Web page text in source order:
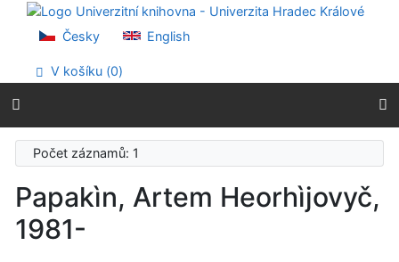
Přejít na obsah
Přejít na menu
Prohlášení o webové přístupnosti
Česky English
V košíku (0)
Počet záznamů: 1
Papakìn, Artem Heorhìjovyč,
1981-